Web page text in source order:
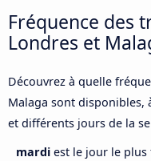
Fréquence des
Londres et
Découvrez à quelle
Malaga sont disponibles,
et différents jours de la
mardi est le jour le plus